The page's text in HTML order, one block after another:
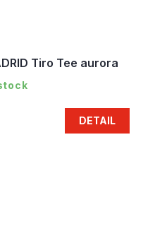
Tiro Tee aurora
DETAIL